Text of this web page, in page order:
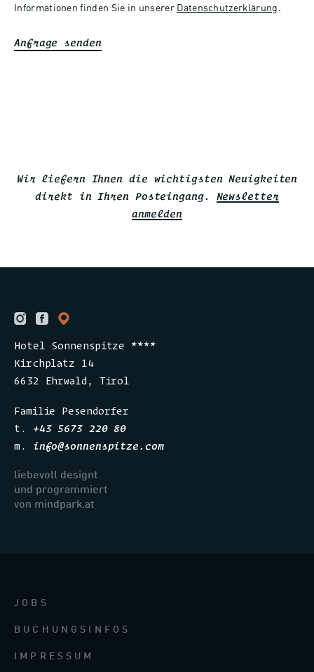
Informationen finden Sie in unserer Datenschutzerklärung.
Anfrage senden
Wir liefern Ihnen die wichtigsten Neuigkeiten
direkt in Ihren Posteingang. Newsletter
anmelden
Hotel Sonnenspitze ****
Kirchplatz 14
6632 Ehrwald, Tirol
Familie Pesendorfer
t. +43 5673 220 80
m. info@sonnenspitze.com
liebevoll designt
und programmiert
von mindpark.at
JOBS
BUCHUNGSINFOS
IMPRESSUM